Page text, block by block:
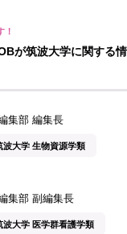
が筑波大学に関する
集部 編集長
波大学 生物資源学類
集部 副編集長
波大学 医学群看護学類